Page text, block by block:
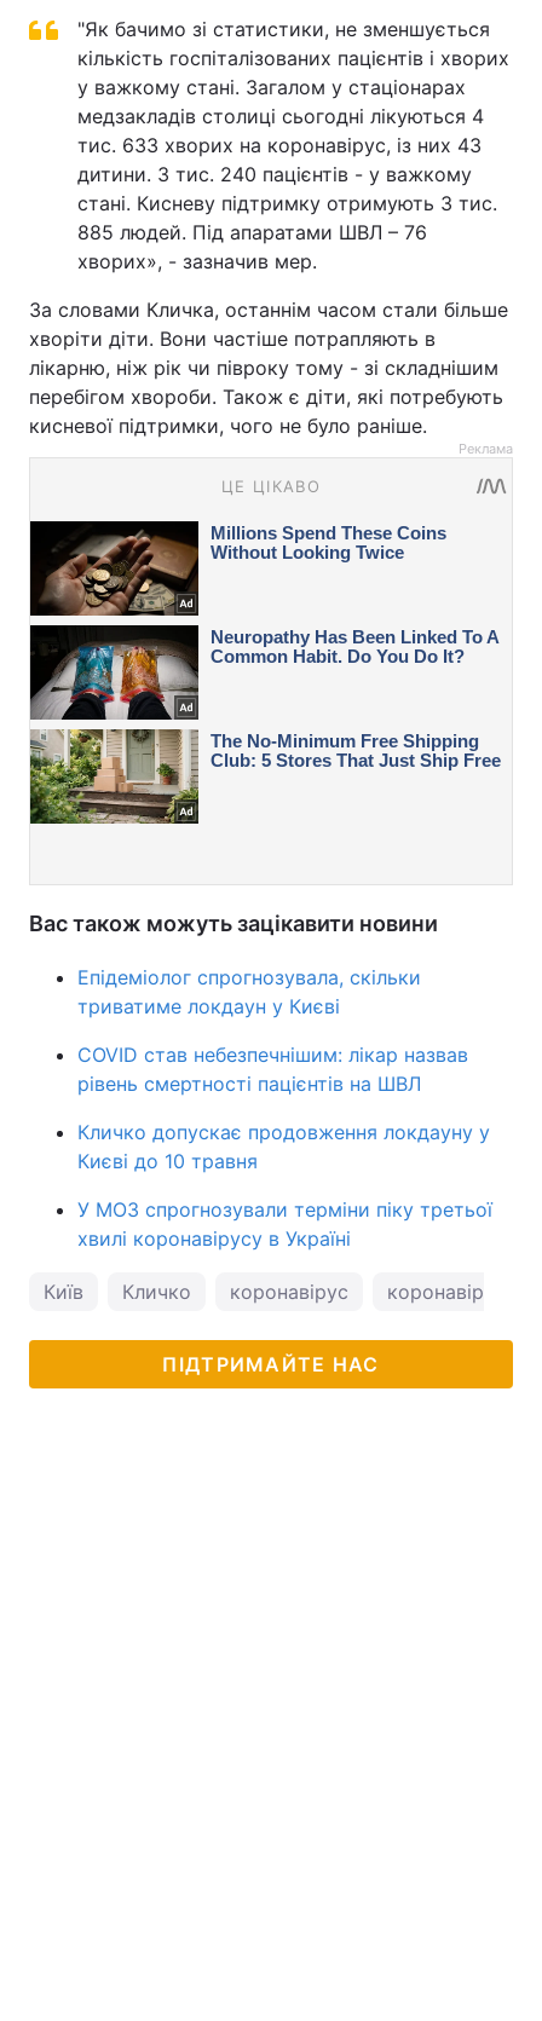
"Як бачимо зі статистики, не зменшується
кількість госпіталізованих пацієнтів і хворих
у важкому стані. Загалом у стаціонарах
медзакладів столиці сьогодні лікуються 4
тис. 633 хворих на коронавірус, із них 43
дитини. 3 тис. 240 пацієнтів - у важкому
стані. Кисневу підтримку отримують 3 тис.
885 людей. Під апаратами ШВЛ – 76
хворих», - зазначив мер.
За словами Кличка, останнім часом стали більше
хворіти діти. Вони частіше потрапляють в
лікарню, ніж рік чи півроку тому - зі складнішим
перебігом хвороби. Також є діти, які потребують
кисневої підтримки, чого не було раніше.
Реклама
Вас також можуть зацікавити новини
Епідеміолог спрогнозувала, скільки
триватиме локдаун у Києві
COVID став небезпечнішим: лікар назвав
рівень смертності пацієнтів на ШВЛ
Кличко допускає продовження локдауну у
Києві до 10 травня
У МОЗ спрогнозували терміни піку третьої
хвилі коронавірусу в Україні
Київ Кличко коронавірус коронавірус в
ПІДТРИМАЙТЕ НАС